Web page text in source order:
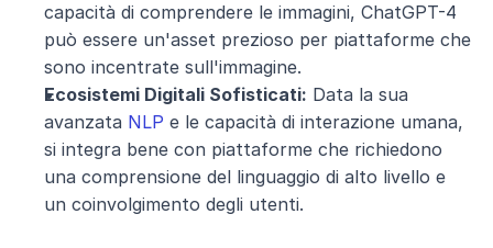
capacità di comprendere le immagini, ChatGPT-4
può essere un'asset prezioso per piattaforme che
sono incentrate sull'immagine.
Ecosistemi Digitali Sofisticati: Data la sua
avanzata NLP e le capacità di interazione umana,
si integra bene con piattaforme che richiedono
una comprensione del linguaggio di alto livello e
un coinvolgimento degli utenti.